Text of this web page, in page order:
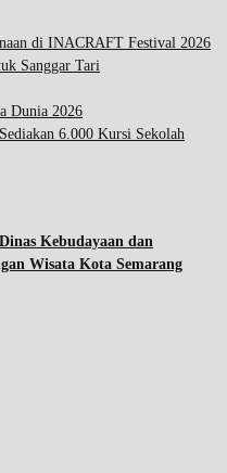
di INACRAFT Festival 2026
Sanggar Tari
Dunia 2026
6.000 Kursi Sekolah
Kebudayaan dan
Wisata Kota Semarang